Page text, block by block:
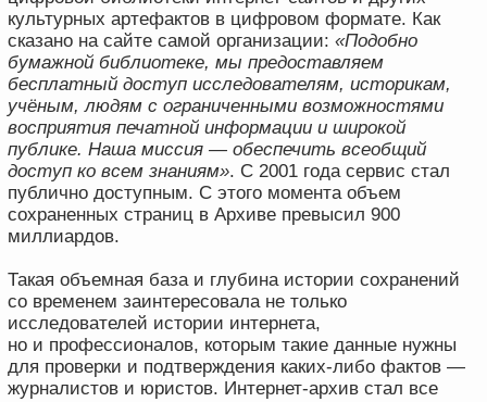
Такая объемная база и глубина истории сохранений
со временем заинтересовала не только
исследователей истории интернета,
но и профессионалов, которым такие данные нужны
для проверки и подтверждения каких-либо фактов —
журналистов и юристов. Интернет-архив стал все
чаще упоминаться в судах, как источник
доказательственной информации. В связи с чем все
чаще стал возникать и вопрос о достоверности
и допустимости такой информации в качестве
доказательства. Для обоснованного ответа на него
следует глубже разобраться как в общем принципе
работы сервиса, так и в судебной практике.
Интернет-архив, а именно так в своих документах
работает следующим образом: для создания копий
интернет-страниц внутреннее программное
обеспечение сервиса формирует списки целевых
сайтов для сохранения. Важно отметить, что
интернет-архив сохраняет копии не всех имеющихся
сайтов без ограничения, а только тех, которые
подходят для реализации его миссии — сохранить
ценные цифровые знания.